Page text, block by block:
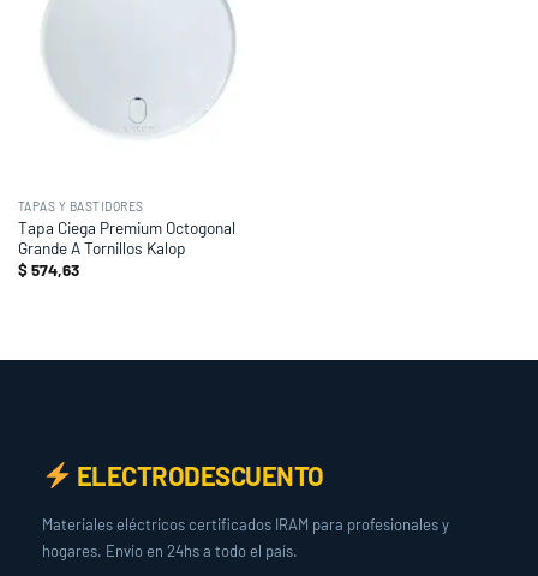
TAPAS Y BASTIDORES
Tapa Ciega Premium Octogonal
Grande A Tornillos Kalop
$574,63
ELECTRODESCUENTO
Materiales eléctricos certificados IRAM para profesionales y
hogares. Envío en 24hs a todo el país.